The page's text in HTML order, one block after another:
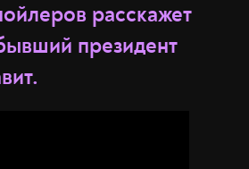
расскажет
президент